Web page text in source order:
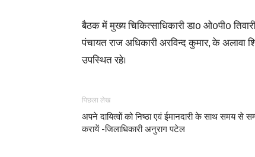
बैठक में मुख्य चिकित्साधिकारी डा0 ओ0पी0
पंचायत राज अधिकारी अरविन्द कुमार, के अलावा
उपस्थित रहे।
पिछला लेख
अपने दायित्वों को निष्ठा एवं ईमानदारी के साथ समय से
करायें -जिलाधिकारी अनुराग पटेल